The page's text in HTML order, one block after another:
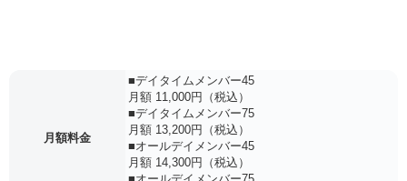
月額料金
■デイタイムメンバー45
月額 11,000円（税込）
■デイタイムメンバー75
月額 13,200円（税込）
■オールデイメンバー45
月額 14,300円（税込）